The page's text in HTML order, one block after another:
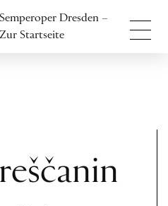
Semperoper Dresden –
Zur Startseite